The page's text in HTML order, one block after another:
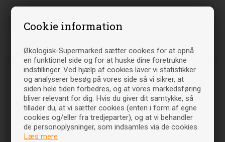
Cookie information
Økologisk-Supermarked sætter cookies for at opnå
en funktionel side og for at huske dine foretrukne
indstillinger. Ved hjælp af cookies laver vi statistikker
og analyserer besøg på vores side så vi sikrer, at
siden hele tiden forbedres, og at vores markedsføring
bliver relevant for dig. Hvis du giver dit samtykke, så
tillader du, at vi sætter cookies (enten i form af egne
cookies og/eller fra tredjeparter), og at vi behandler
de personoplysninger, som indsamles via de cookies.
Læs mere
Relaterede varer